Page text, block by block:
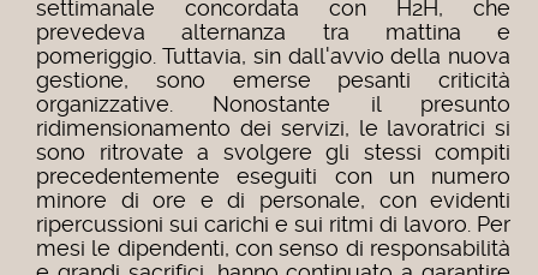
settimanale concordata con H2H, che
prevedeva alternanza tra mattina e
pomeriggio. Tuttavia, sin dall'avvio della nuova
gestione, sono emerse pesanti criticità
organizzative. Nonostante il presunto
ridimensionamento dei servizi, le lavoratrici si
sono ritrovate a svolgere gli stessi compiti
precedentemente eseguiti con un numero
minore di ore e di personale, con evidenti
ripercussioni sui carichi e sui ritmi di lavoro. Per
mesi le dipendenti, con senso di responsabilità